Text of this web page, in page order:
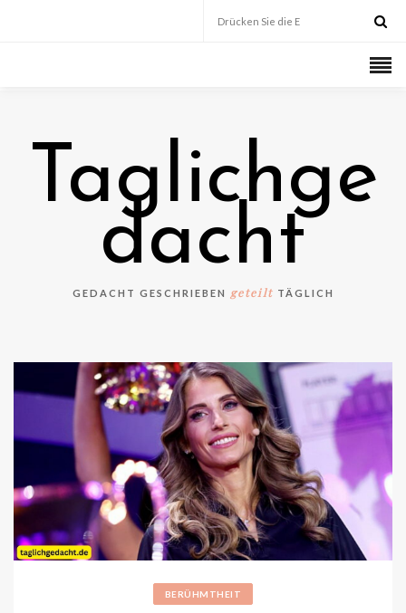
Taglichge
dacht
GEDACHT GESCHRIEBEN geteilt TÄGLICH
BERÜHMTHEIT